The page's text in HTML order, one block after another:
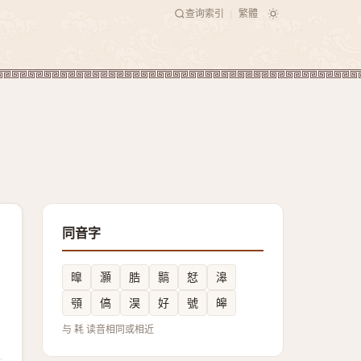
查询索引 繁體
同音字
曍 灝 㬶 䯫 恏
滜
䪽
傐 淏 好 號 皞
与 耗 读音相同或相近